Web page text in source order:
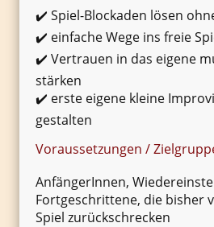
✔️ Spiel-Blockaden lösen
✔️ einfache Wege ins freie
✔️ Vertrauen in das eigene
stärken
✔️ erste eigene kleine
gestalten
Voraussetzungen /
AnfängerInnen,
Fortgeschrittene, die bisher
Spiel zurückschrecken